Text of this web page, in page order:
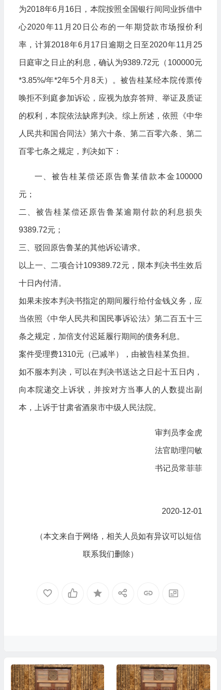
为2018年6月16日，本院按照全国银行间同业拆借中
心2020年11月20日公布的一年期贷款市场报价利
率，计算2018年6月17日逾期之日至2020年11月25
日庭审之日止的利息，确认为9389.72元（100000元
*3.85%/年*2年5个月8天）。被告桂某经本院传票传
唤拒不到庭参加诉讼，应视为放弃答辩、举证及质证
的权利，本院依法缺席判决。综上所述，依照《中华
人民共和国合同法》第六十条、第二百零六条、第二
百零七条之规定，判决如下：
一、被告桂某偿还原告鲁某借款本金100000
元；
二、被告桂某偿还原告鲁某逾期付款的利息损失
9389.72元；
三、驳回原告鲁某的其他诉讼请求。
以上一、二项合计109389.72元，限本判决书生效后
十日内付清。
如果未按本判决书指定的期间履行给付金钱义务，应
当依照《中华人民共和国民事诉讼法》第二百五十三
条之规定，加倍支付迟延履行期间的债务利息。
案件受理费1310元（已减半），由被告桂某负担。
如不服本判决，可以在判决书送达之日起十五日内，
向本院递交上诉状，并按对方当事人的人数提出副
本，上诉于甘肃省酒泉市中级人民法院。
审判员李金虎
法官助理闫敏
书记员常菲菲
2020-12-01
（本文来自于网络，相关人员如有异议可以短信
联系我们删除）